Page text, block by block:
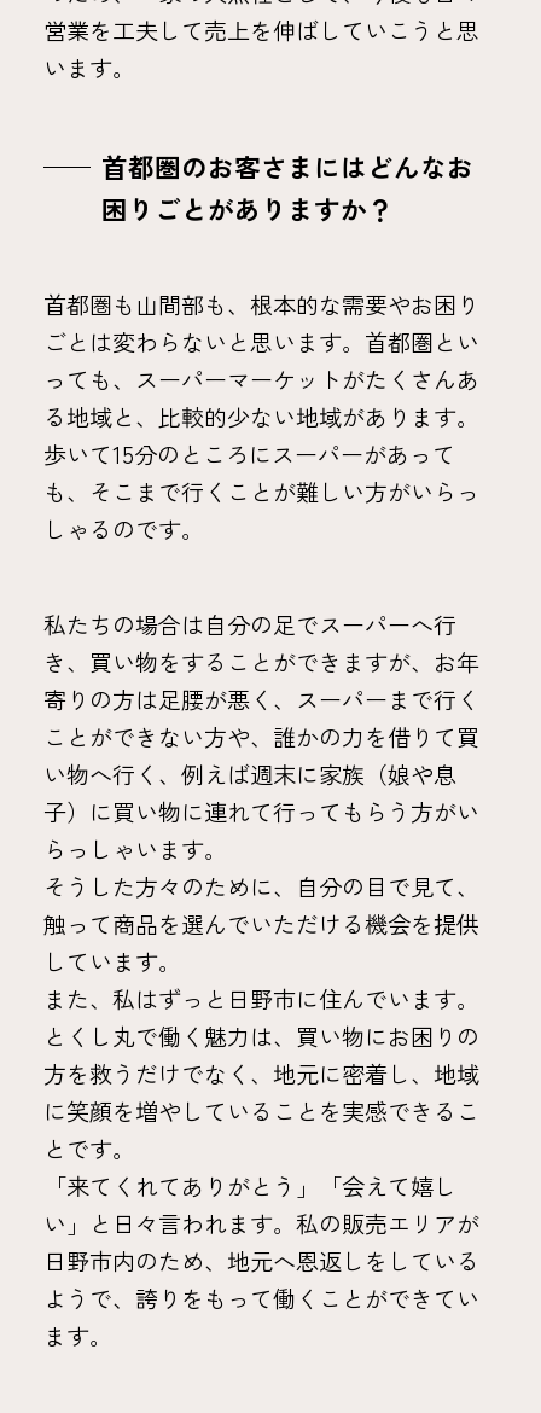
営業を工夫して売上を伸ばしていこうと思
います。
首都圏のお客さまにはどんなお
困りごとがありますか？
首都圏も山間部も、根本的な需要やお困り
ごとは変わらないと思います。首都圏とい
っても、スーパーマーケットがたくさんあ
る地域と、比較的少ない地域があります。
歩いて15分のところにスーパーがあって
も、そこまで行くことが難しい方がいらっ
しゃるのです。
私たちの場合は自分の足でスーパーへ行
き、買い物をすることができますが、お年
寄りの方は足腰が悪く、スーパーまで行く
ことができない方や、誰かの力を借りて買
い物へ行く、例えば週末に家族（娘や息
子）に買い物に連れて行ってもらう方がい
らっしゃいます。
そうした方々のために、自分の目で見て、
触って商品を選んでいただける機会を提供
しています。
また、私はずっと日野市に住んでいます。
とくし丸で働く魅力は、買い物にお困りの
方を救うだけでなく、地元に密着し、地域
に笑顔を増やしていることを実感できるこ
とです。
「来てくれてありがとう」「会えて嬉し
い」と日々言われます。私の販売エリアが
日野市内のため、地元へ恩返しをしている
ようで、誇りをもって働くことができてい
ます。